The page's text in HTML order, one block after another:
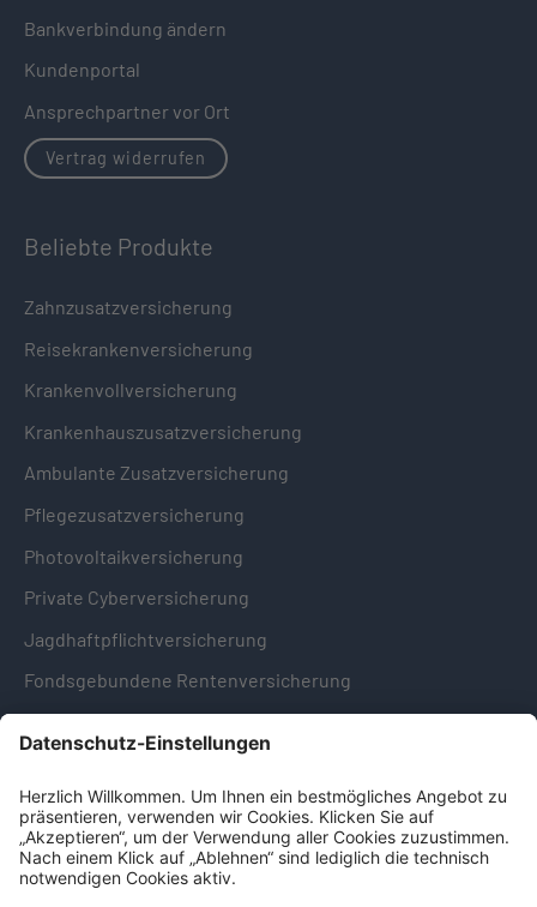
Bankverbindung ändern
Kundenportal
Ansprechpartner vor Ort
Vertrag widerrufen
Beliebte Produkte
Zahnzusatzversicherung
Reisekrankenversicherung
Krankenvollversicherung
Krankenhauszusatzversicherung
Ambulante Zusatzversicherung
Pflegezusatzversicherung
Photovoltaikversicherung
Private Cyberversicherung
Jagdhaftpflichtversicherung
Fondsgebundene Rentenversicherung
Hinweise & Informationen
Impressum
Datenschutz